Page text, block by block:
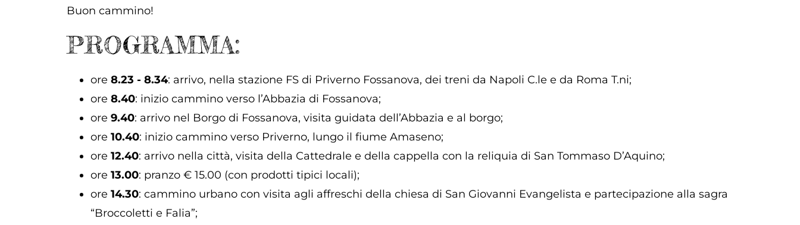
Buon cammino!
PROGRAMMA:
ore 8.23 - 8.34: arrivo, nella stazione FS di Priverno Fossanova, dei treni da Napoli C.le e da Roma T.ni;
ore 8.40: inizio cammino verso l’Abbazia di Fossanova;
ore 9.40: arrivo nel Borgo di Fossanova, visita guidata dell’Abbazia e al borgo;
ore 10.40: inizio cammino verso Priverno, lungo il fiume Amaseno;
ore 12.40: arrivo nella città, visita della Cattedrale e della cappella con la reliquia di San Tommaso D’Aquino;
ore 13.00: pranzo € 15.00 (con prodotti tipici locali);
ore 14.30: cammino urbano con visita agli affreschi della chiesa di San Giovanni Evangelista e partecipazione alla sagra
“Broccoletti e Falia”;